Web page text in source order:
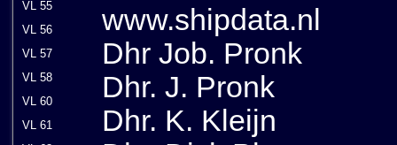
VL 55
VL 56
VL 57
VL 58
VL 60
VL 61
www.shipdata.nl
Dhr Job. Pronk
Dhr. J. Pronk
Dhr. K. Kleijn